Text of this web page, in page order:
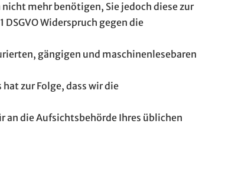
mehr benötigen, Sie jedoch diese zur
Widerspruch gegen die
gängigen und maschinenlesebaren
zur Folge, dass wir die
an die Aufsichtsbehörde Ihres üblichen